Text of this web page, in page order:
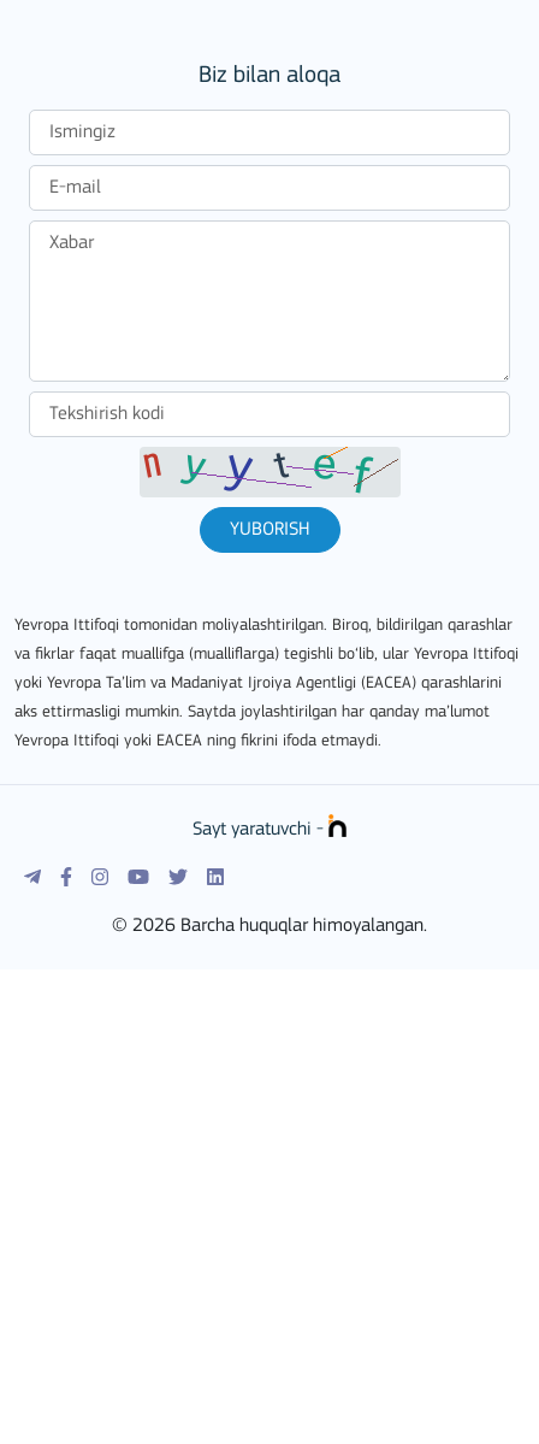
Biz bilan aloqa
YUBORISH
Yevropa Ittifoqi tomonidan moliyalashtirilgan. Biroq, bildirilgan qarashlar
va fikrlar faqat muallifga (mualliflarga) tegishli bo‘lib, ular Yevropa Ittifoqi
yoki Yevropa Ta’lim va Madaniyat Ijroiya Agentligi (EACEA) qarashlarini
aks ettirmasligi mumkin. Saytda joylashtirilgan har qanday ma’lumot
Yevropa Ittifoqi yoki EACEA ning fikrini ifoda etmaydi.
Sayt yaratuvchi -
© 2026 Barcha huquqlar himoyalangan.